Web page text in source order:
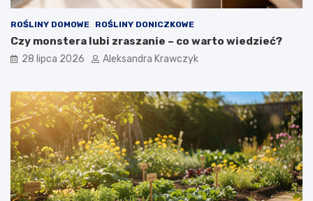
ROŚLINY DOMOWE ROŚLINY DONICZKOWE
Czy monstera lubi zraszanie – co warto wiedzieć?
28 lipca 2026 Aleksandra Krawczyk